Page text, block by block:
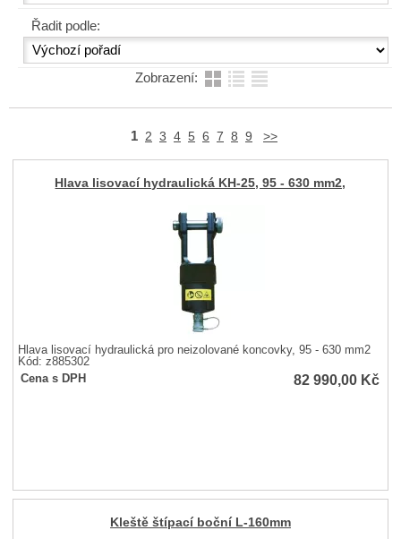
Řadit podle:
Zobrazení:
1 2 3 4 5 6 7 8 9 >>
Hlava lisovací hydraulická KH-25, 95 - 630 mm2,
Hlava lisovací hydraulická pro neizolované koncovky, 95 - 630 mm2
Kód: z885302
Cena s DPH
82 990,00 Kč
Kleště štípací boční L-160mm